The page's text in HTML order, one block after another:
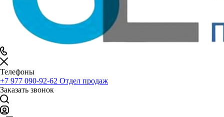
Телефоны
+7 977 090-92-62 Отдел продаж
Заказать звонок